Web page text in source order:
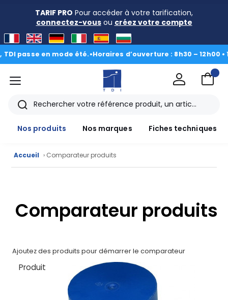
TARIF PRO Pour accéder à votre tarification,
connectez-vousou créez votre compte
passe en mode été.•Horaires d’ouverture : 8h30 – 12h00 •
CAD/3D
marques
techniques
menu
Rechercher
Nos produits
Nos marques Fiches techniques
Accueil › Comparateur produits
Comparateur produits
Ajoutez des produits pour démarrer le comparateur
Produit